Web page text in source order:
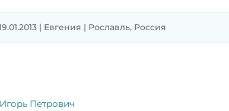
| Евгения | Рославль, Россия
Петрович